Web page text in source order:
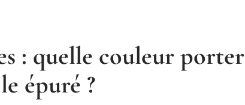
: quelle couleur porter
épuré ?